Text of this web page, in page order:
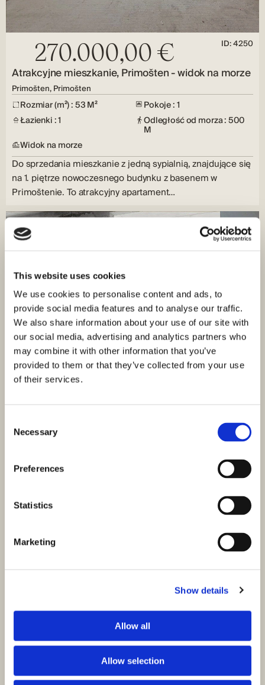
This website uses cookies
We use cookies to personalise content and ads, to
provide social media features and to analyse our traffic.
We also share information about your use of our site with
our social media, advertising and analytics partners who
may combine it with other information that you’ve
provided to them or that they’ve collected from your use
of their services.
Selection
Necessary
Preferences
Statistics
Marketing
Show details
Allow all
Allow selection
270.000,00 € ID: 4250
Atrakcyjne mieszkanie, Primošten - widok na morze
Primošten, Primošten
Rozmiar (m²) : 53 M²
Pokoje : 1
Łazienki : 1
Odległość od morza : 500
M
Widok na morze
Do sprzedania mieszkanie z jedną sypialnią, znajdujące się
na 1. piętrze nowoczesnego budynku z basenem w
Primoštenie. To atrakcyjny apartament…
Apartament, Primošten - widok na morze
Rozmiar (m²) : 53 M²
Do sprzedania mieszkanie z jedną sypialnią, znajdujące się
na 1. piętrze nowoczesnego budynku z basenem w